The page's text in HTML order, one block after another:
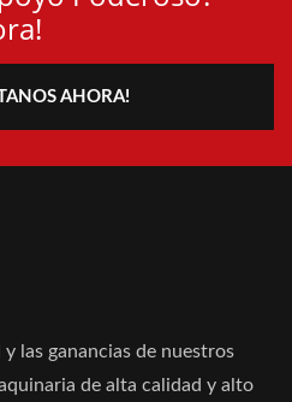
AHORA!
las ganancias de nuestros
de alta calidad y alto